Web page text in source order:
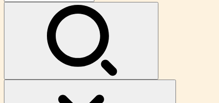
チロルチョコ
有楽製菓
セブンイレブン
ローソン
チョコレポへようこそ
チョコレートくんプロフィール
投稿記事一覧